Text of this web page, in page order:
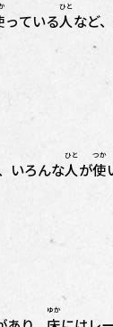
っている人
ひと
など
いろんな人
ひと
が使
つか
ゆか